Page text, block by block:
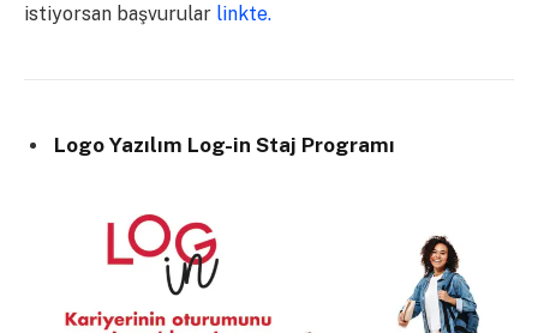
istiyorsan başvurular linkte.
Logo Yazılım Log-in Staj Programı